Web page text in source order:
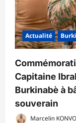
Actualité
Capitaine
Burkinabè à
souverain
Marcelin